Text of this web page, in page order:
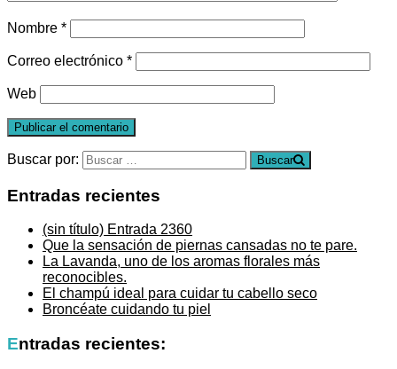
Nombre *
Correo electrónico *
Web
Buscar por: Buscar
Entradas recientes
(sin título) Entrada 2360
Que la sensación de piernas cansadas no te pare.
La Lavanda, uno de los aromas florales más
reconocibles.
El champú ideal para cuidar tu cabello seco
Broncéate cuidando tu piel
Entradas recientes: